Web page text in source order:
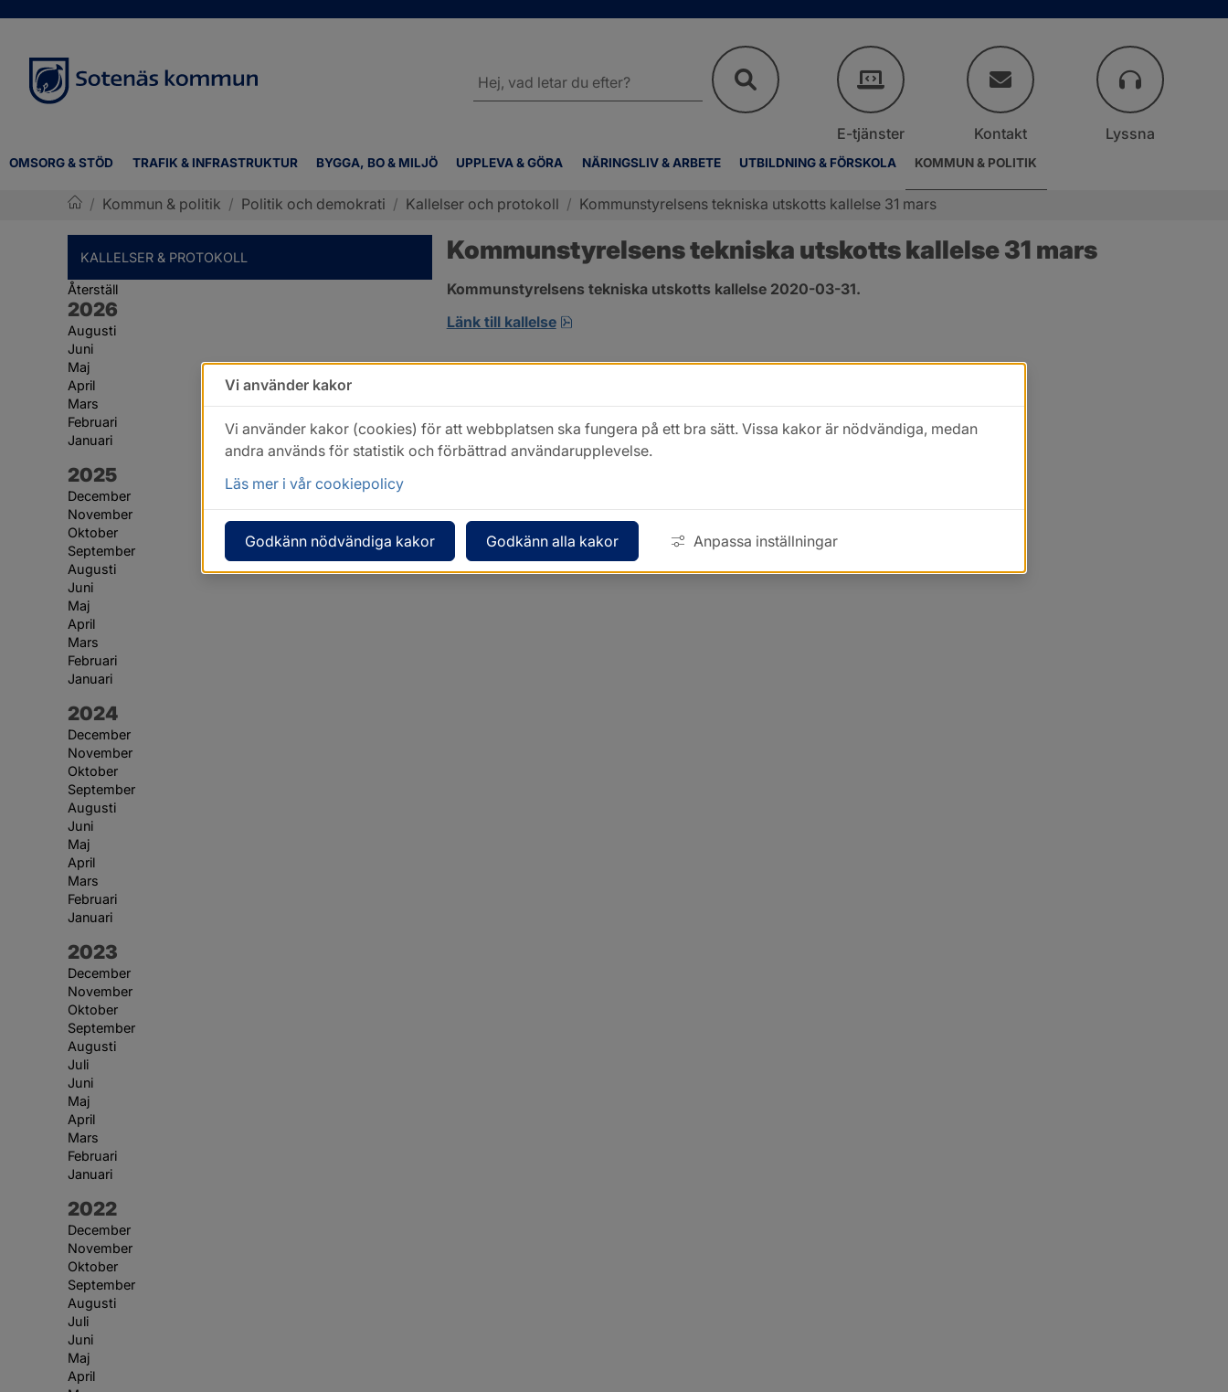
OMSORG & STÖD TRAFIK & INFRASTRUKTUR BYGGA, BO & MILJÖ UPPLEVA & GÖRA NÄRINGSLIV & ARBETE UTBILDNING & FÖRSKOLA KOMMUN & POLITIK
webbplatsen
E-tjänster Kontakt Lyssna
/ Kommun & politik / Politik och demokrati / Kallelser och protokoll / Kommunstyrelsens tekniska utskotts kallelse 31 mars
KALLELSER & PROTOKOLL
Återställ
År:
2026
Augusti
Juni
Maj
April
Mars
Februari
Januari
År:
2025
December
November
Oktober
September
Augusti
Juni
Maj
April
Mars
Februari
Januari
År:
2024
December
November
Oktober
September
Augusti
Juni
Maj
April
Mars
Februari
Januari
År:
2023
December
November
Oktober
September
Augusti
Juli
Juni
Maj
April
Mars
Februari
Januari
År:
2022
December
November
Oktober
September
Augusti
Juli
Juni
Maj
April
Kommunstyrelsens tekniska utskotts kallelse 31 mars
Kommunstyrelsens tekniska utskotts kallelse 2020-03-31.
Länk till kallelse
pdf, öppnas i nytt fönster.
Vi använder kakor
Vi använder kakor (cookies) för att webbplatsen ska fungera på ett bra sätt. Vissa kakor är nödvändiga, medan
andra används för statistik och förbättrad användarupplevelse.
Läs mer i vår cookiepolicy
Godkänn nödvändiga kakor Godkänn alla kakor Anpassa inställningar